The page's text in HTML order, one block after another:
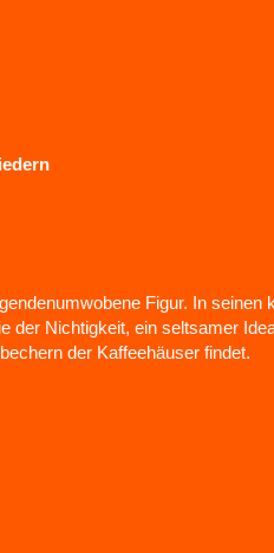
Figur. In
der Nichtigkeit, ein seltsamer
der Kaffeehäuser findet.